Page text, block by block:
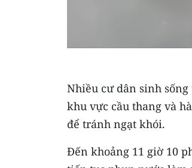
Nhiều cư dân sinh
khu vực cầu thang và
để tránh ngạt khói.
Đến khoảng 11 giờ 10